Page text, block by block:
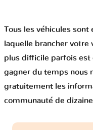
Tous les véhicules sont
laquelle brancher votre
plus difficile parfois est
gagner du temps nous
gratuitement les
communauté de